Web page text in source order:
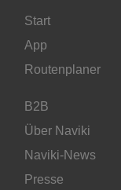
Start
App
Routenplaner
B2B
Über Naviki
Naviki-News
Presse